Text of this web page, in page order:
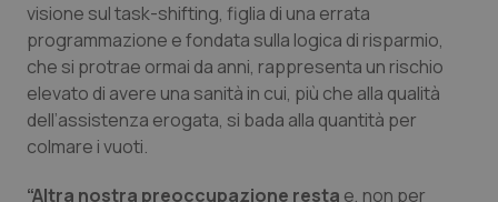
Umbria
Valle D’Aosta
Veneto
Oftalmologia
Oncodermatologia
Oncoematologia
visione sul task-shifting, figlia di una errata
programmazione e fondata sulla logica di risparmio,
che si protrae ormai da anni, rappresenta un rischio
elevato di avere una sanità in cui, più che alla qualità
dell’assistenza erogata, si bada alla quantità per
colmare i vuoti.
“Altra nostra preoccupazione resta e, non per